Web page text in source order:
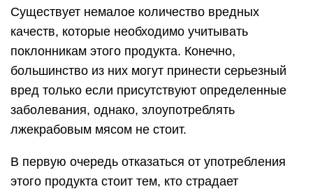
Существует немалое количество вредных
качеств, которые необходимо учитывать
поклонникам этого продукта. Конечно,
большинство из них могут принести серьезный
вред только если присутствуют определенные
заболевания, однако, злоупотреблять
лжекрабовым мясом не стоит.
В первую очередь отказаться от употребления
этого продукта стоит тем, кто страдает